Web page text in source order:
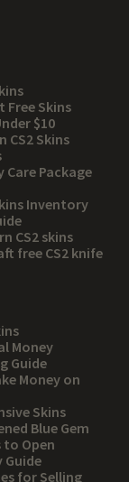
Free Skins
$10
CS2 Skins
Care Package
Inventory
CS2 skins
free CS2 knife
Money
Guide
Money on
Skins
Blue Gem
to Open
Guide
for Selling